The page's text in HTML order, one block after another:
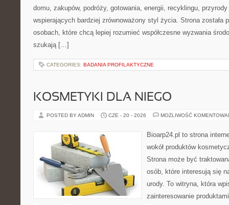
domu, zakupów, podróży, gotowania, energii, recyklingu,
wspierających bardziej zrównoważony styl życia. Strona została
osobach, które chcą lepiej rozumieć współczesne wyzwania
szukają […]
CATEGORIES: BADANIA PROFILAKTYCZNE
KOSMETYKI DLA NIEGO
POSTED BY ADMIN CZE - 20 - 2026 MOŻLIWOŚĆ
Bioarp24.pl to strona
wokół produktów
Strona może być
osób, które interesują się
urody. To witryna, która
zainteresowanie